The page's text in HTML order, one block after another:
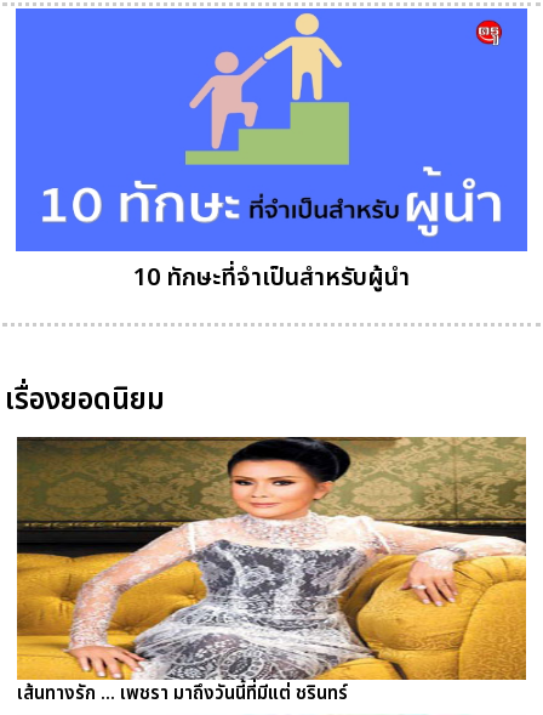
10 ทักษะที่จำเป็นสำหรับผู้นำ
เรื่องยอดนิยม
เส้นทางรัก ... เพชรา มาถึงวันนี้ที่มีแต่ ชรินทร์